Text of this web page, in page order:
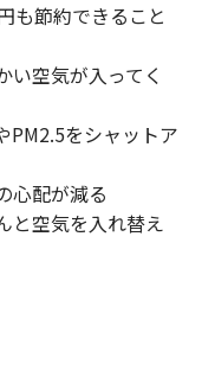
も節約できること
い空気が入ってく
PM2.5をシャットア
心配が減る
と空気を入れ替え